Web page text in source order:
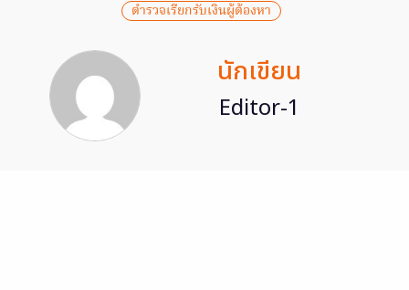
ตำรวจเรียกรับเงินผู้ต้องหา
นักเขียน
Editor-1